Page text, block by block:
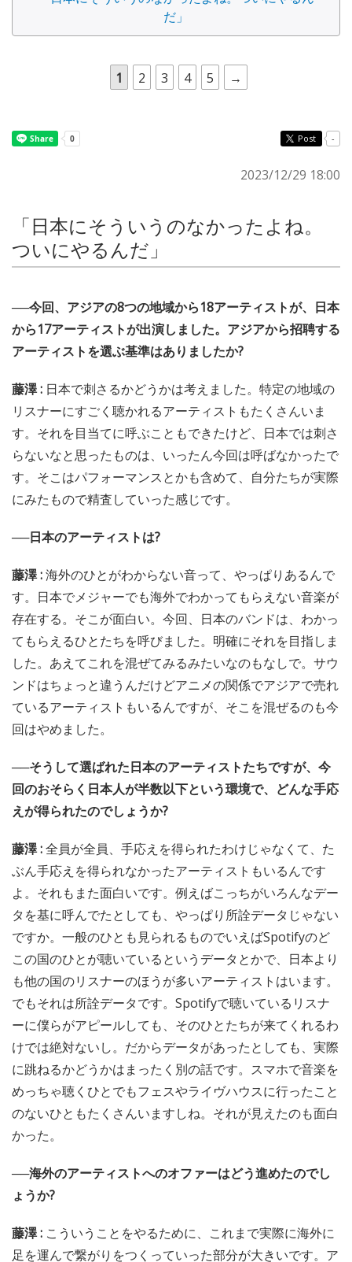
だ」
1 2 3 4 5 →
Post -
2023/12/29 18:00
「日本にそういうのなかったよね。
ついにやるんだ」
──今回、アジアの8つの地域から18アーティストが、日本
から17アーティストが出演しました。アジアから招聘する
アーティストを選ぶ基準はありましたか?
藤澤 : 日本で刺さるかどうかは考えました。特定の地域の
リスナーにすごく聴かれるアーティストもたくさんいま
す。それを目当てに呼ぶこともできたけど、日本では刺さ
らないなと思ったものは、いったん今回は呼ばなかったで
す。そこはパフォーマンスとかも含めて、自分たちが実際
にみたもので精査していった感じです。
──日本のアーティストは?
藤澤 :海外のひとがわからない音って、やっぱりあるんで
す。日本でメジャーでも海外でわかってもらえない音楽が
存在する。そこが面白い。今回、日本のバンドは、わかっ
てもらえるひとたちを呼びました。明確にそれを目指しま
した。あえてこれを混ぜてみるみたいなのもなしで。サウ
ンドはちょっと違うんだけどアニメの関係でアジアで売れ
ているアーティストもいるんですが、そこを混ぜるのも今
回はやめました。
──そうして選ばれた日本のアーティストたちですが、今
回のおそらく日本人が半数以下という環境で、どんな手応
えが得られたのでしょうか?
藤澤 :全員が全員、手応えを得られたわけじゃなくて、た
ぶん手応えを得られなかったアーティストもいるんです
よ。それもまた面白いです。例えばこっちがいろんなデー
タを基に呼んでたとしても、やっぱり所詮データじゃない
ですか。一般のひとも見られるものでいえばSpotifyのど
この国のひとが聴いているというデータとかで、日本より
も他の国のリスナーのほうが多いアーティストはいます。
でもそれは所詮データです。Spotifyで聴いているリスナ
ーに僕らがアピールしても、そのひとたちが来てくれるわ
けでは絶対ないし。だからデータがあったとしても、実際
に跳ねるかどうかはまったく別の話です。スマホで音楽を
めっちゃ聴くひとでもフェスやライヴハウスに行ったこと
のないひともたくさんいますしね。それが見えたのも面白
かった。
──海外のアーティストへのオファーはどう進めたのでし
ょうか?
藤澤 : こういうことをやるために、これまで実際に海外に
足を運んで繋がりをつくっていった部分が大きいです。ア